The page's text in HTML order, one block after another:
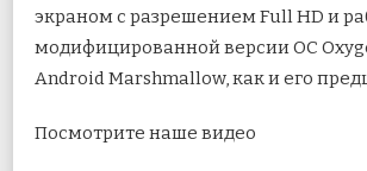
экраном с разрешением Full HD и
модифицированной версии ОС
Android Marshmallow, как и его
Посмотрите наше видео